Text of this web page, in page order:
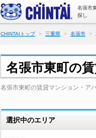
名張市
探し
CHINTAIトップ 三重県 名張市
名張市東町の
名張市東町の賃貸マンション・ア
選択中のエリア